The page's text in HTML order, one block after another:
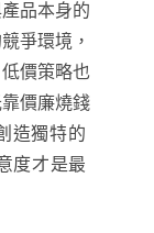
品本身的
爭環境 ，
低價策略也
價廉燒錢
造獨特的
度才是最